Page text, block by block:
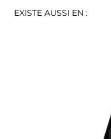
EXISTE AUSSI EN :